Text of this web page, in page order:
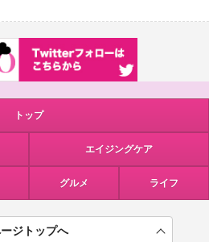
トップ
エイジングケア
グルメ ライフ
ジトップへ